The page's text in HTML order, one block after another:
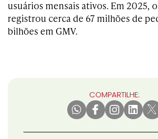
usuários mensais ativos. Em 2025, o
registrou cerca de 67 milhões de
bilhões em GMV.
COMPARTILHE: